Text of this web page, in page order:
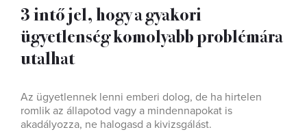
3 intő jel, hogy a gyakori
ügyetlenség komolyabb problémára
utalhat
Az ügyetlennek lenni emberi dolog, de ha hirtelen
romlik az állapotod vagy a mindennapokat is
akadályozza, ne halogasd a kivizsgálást.